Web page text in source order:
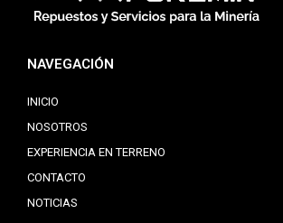
NAVEGACIÓN
INICIO
NOSOTROS
EXPERIENCIA EN TERRENO
CONTACTO
NOTICIAS